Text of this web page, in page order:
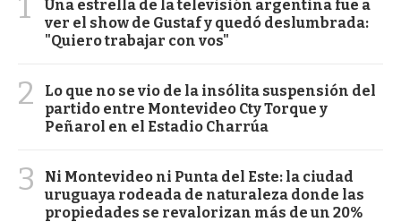
Una estrella de la televisión argentina fue a
ver el show de Gustaf y quedó deslumbrada:
"Quiero trabajar con vos"
2
Lo que no se vio de la insólita suspensión del
partido entre Montevideo Cty Torque y
Peñarol en el Estadio Charrúa
3
Ni Montevideo ni Punta del Este: la ciudad
uruguaya rodeada de naturaleza donde las
propiedades se revalorizan más de un 20%